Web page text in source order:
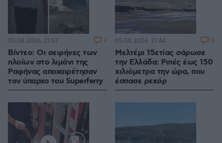
Βίντεο: Οι σειρήνες των
πλοίων στο λιμάνι της
Ραφήνας αποχαιρέτησαν
τον ύπαρχο του Superferry
05.08.2026, 21:57 2
Μελτέμι 15ετίας σάρωσε
την Ελλάδα: Ριπές έως 150
χιλιόμετρα την ώρα, που
έσπασε ρεκόρ
05.08.2026, 21:44 3